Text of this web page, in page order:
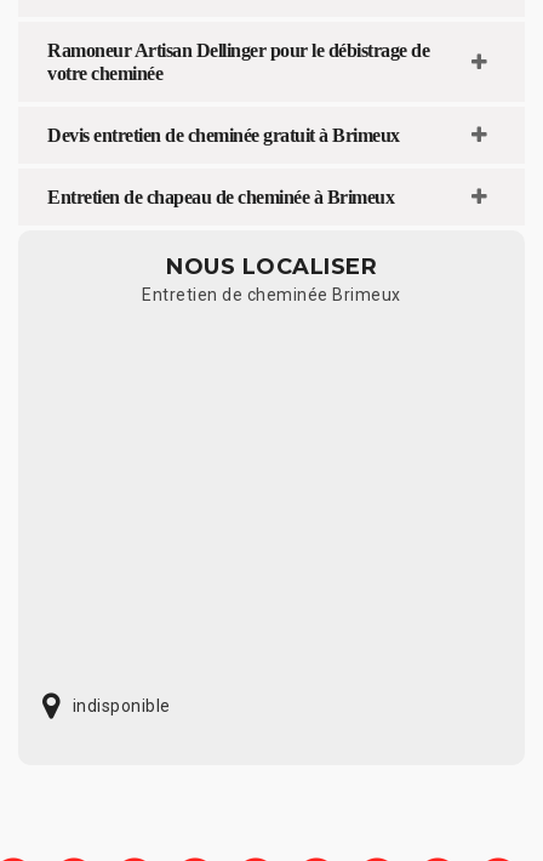
Ramoneur Artisan Dellinger pour le débistrage de
votre cheminée
Devis entretien de cheminée gratuit à Brimeux
Entretien de chapeau de cheminée à Brimeux
NOUS LOCALISER
Entretien de cheminée Brimeux
indisponible